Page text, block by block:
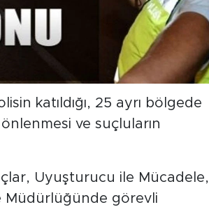
katıldığı, 25 ayrı bölgede
ve suçluların
Uyuşturucu ile Mücadele,
Müdürlüğünde görevli